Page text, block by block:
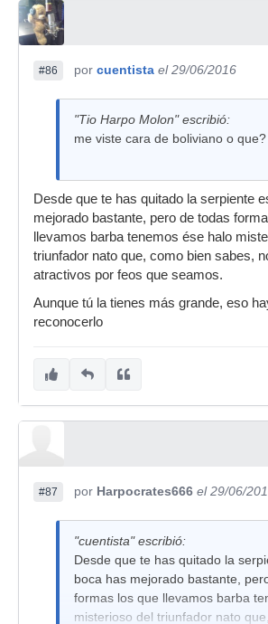
#86 por cuentista el 29/06/2016
"Tio Harpo Molon" escribió:
me viste cara de boliviano o que?
Desde que te has quitado la serpiente
mejorado bastante, pero de todas
llevamos barba tenemos ése halo
triunfador nato que, como bien sabes,
atractivos por feos que seamos.
Aunque tú la tienes más grande, eso
reconocerlo
#87 por Harpocrates666 el 29/06/
"cuentista" escribió:
Desde que te has quitado la
boca has mejorado bastante,
formas los que llevamos barba
misterioso del triunfador nato